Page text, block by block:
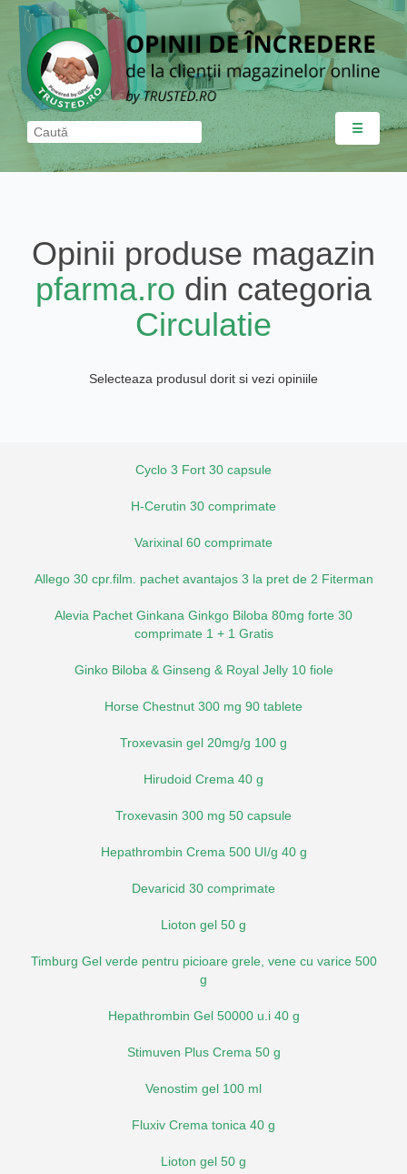
☰
Opinii produse magazin
pfarma.ro din categoria
Circulatie
Selecteaza produsul dorit si vezi opiniile
Cyclo 3 Fort 30 capsule
H-Cerutin 30 comprimate
Varixinal 60 comprimate
Allego 30 cpr.film. pachet avantajos 3 la pret de 2 Fiterman
Alevia Pachet Ginkana Ginkgo Biloba 80mg forte 30
comprimate 1 + 1 Gratis
Ginko Biloba & Ginseng & Royal Jelly 10 fiole
Horse Chestnut 300 mg 90 tablete
Troxevasin gel 20mg/g 100 g
Hirudoid Crema 40 g
Troxevasin 300 mg 50 capsule
Hepathrombin Crema 500 UI/g 40 g
Devaricid 30 comprimate
Lioton gel 50 g
Timburg Gel verde pentru picioare grele, vene cu varice 500
g
Hepathrombin Gel 50000 u.i 40 g
Stimuven Plus Crema 50 g
Venostim gel 100 ml
Fluxiv Crema tonica 40 g
Lioton gel 50 g